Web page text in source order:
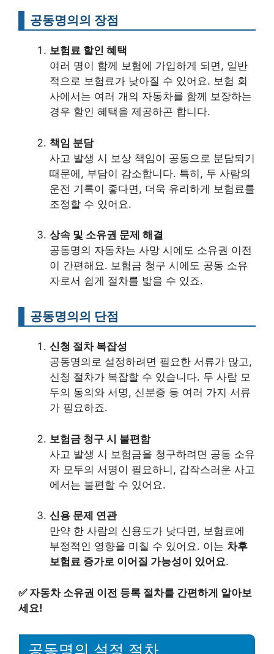
공동명의의 장점
보험료 할인 혜택
여러 명이 함께 보험에 가입하게 되면, 일반
적으로 보험료가 낮아질 수 있어요. 보험 회
사에서는 여러 개의 자동차를 함께 보장하는
경우 할인 혜택을 제공하곤 합니다.
책임 분담
사고 발생 시 보상 책임이 공동으로 분담되기
때문에, 부담이 감소합니다. 특히, 두 사람의
운전 기록이 좋다면, 더욱 유리하게 보험료를
조정할 수 있어요.
상속 및 소유권 문제 해결
공동명의 자동차는 사망 시에도 소유권 이전
이 간편해요. 보험금 청구 시에도 공동 소유
자로서 쉽게 절차를 밟을 수 있죠.
공동명의의 단점
신청 절차 복잡성
공동명의로 설정하려면 필요한 서류가 많고,
신청 절차가 복잡할 수 있습니다. 두 사람 모
두의 동의와 서명, 신분증 등 여러 가지 서류
가 필요하죠.
보험금 청구 시 불편함
사고 발생 시 보험금을 청구하려면 공동 소유
자 모두의 서명이 필요하니, 갑작스러운 사고
에서는 불편할 수 있어요.
신용 문제 연관
만약 한 사람의 신용도가 낮다면, 보험료에
부정적인 영향을 미칠 수 있어요. 이는 차후
보험료 증가로 이어질 가능성이 있어요.
✅ 자동차 소유권 이전 등록 절차를 간편하게 알아보
세요!
공동명의 설정 절차